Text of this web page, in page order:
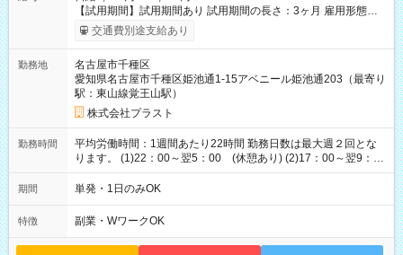
【試用期間】試用期間あり 試用期間の長さ：3ヶ月 雇用形態、
給与は本採用時と同じです。
交通費別途支給あり
勤務地
名古屋市千種区
愛知県名古屋市千種区姫池通1-15アベニール姫池通203（最寄り
駅：東山線覚王山駅）
株式会社プラスト
勤務時間
平均労働時間：1週間あたり22時間 勤務日数は最大週２回とな
ります。 (1)22：00～翌5：00 (休憩あり) (2)17：00～翌9：
00 (休憩あり) ３６協定提出済 平均労働時間：1週間あたり22
時間 勤務日数は最大週２回となります。 (1)22：00～翌5：00
期間 単発・1日のみOK
特徴 副業・WワークOK